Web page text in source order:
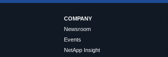
COMPANY
Newsroom
Events
NetApp Insight